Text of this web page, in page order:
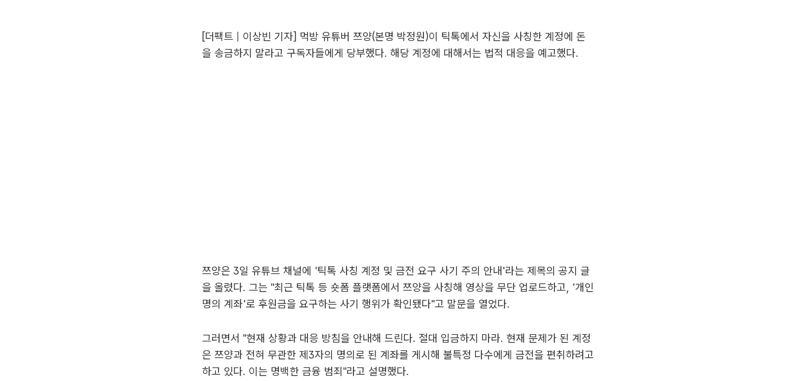
[더팩트｜이상빈 기자] 먹방 유튜버 쯔양(본명 박정원)이 틱톡에서 자신을 사칭한 계정에 돈
을 송금하지 말라고 구독자들에게 당부했다. 해당 계정에 대해서는 법적 대응을 예고했다.
쯔양은 3일 유튜브 채널에 '틱톡 사칭 계정 및 금전 요구 사기 주의 안내'라는 제목의 공지 글
을 올렸다. 그는 "최근 틱톡 등 숏폼 플랫폼에서 쯔양을 사칭해 영상을 무단 업로드하고, '개인
명의 계좌'로 후원금을 요구하는 사기 행위가 확인됐다"고 말문을 열었다.
그러면서 "현재 상황과 대응 방침을 안내해 드린다. 절대 입금하지 마라. 현재 문제가 된 계정
은 쯔양과 전혀 무관한 제3자의 명의로 된 계좌를 게시해 불특정 다수에게 금전을 편취하려고
하고 있다. 이는 명백한 금융 범죄"라고 설명했다.